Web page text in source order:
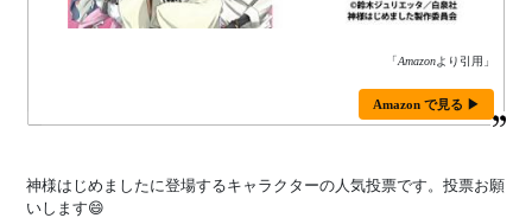
「Amazonより引用」
Amazon で見る ▶
神様はじめましたに登場するキャラクターの人気投票です。投票お願
いします😄